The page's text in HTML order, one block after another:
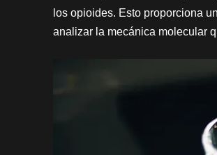
los opioides. Esto proporciona
analizar la mecánica molecular